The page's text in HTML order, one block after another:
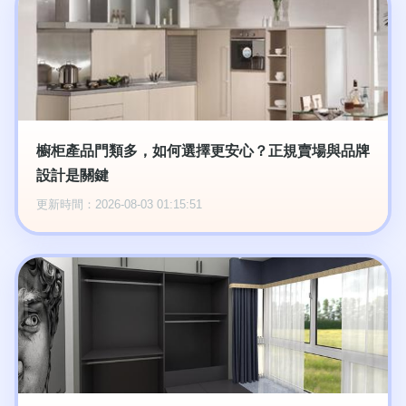
櫥柜產品門類多，如何選擇更安心？正規賣場與品牌
設計是關鍵
更新時間：2026-08-03 01:15:51